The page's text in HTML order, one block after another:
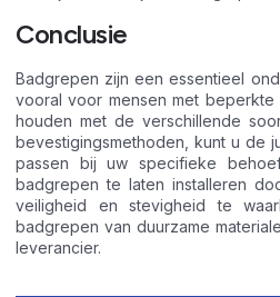
Conclusie
Badgrepen zijn een essentieel
vooral voor mensen met beperkte
houden met de verschillende
bevestigingsmethoden, kunt u de
passen bij uw specifieke
badgrepen te laten installeren
veiligheid en stevigheid te
badgrepen van duurzame
leverancier.